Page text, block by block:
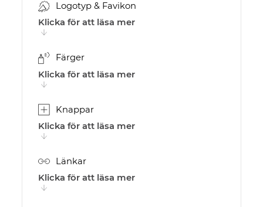
Logotyp & Favikon
Klicka för att läsa mer
Färger
Klicka för att läsa mer
Knappar
Klicka för att läsa mer
Länkar
Klicka för att läsa mer